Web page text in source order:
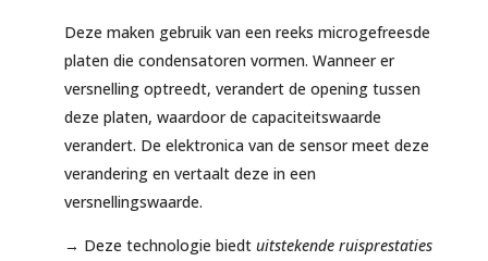
Deze maken gebruik van een reeks microgefreesde
platen die condensatoren vormen. Wanneer er
versnelling optreedt, verandert de opening tussen
deze platen, waardoor de capaciteitswaarde
verandert. De elektronica van de sensor meet deze
verandering en vertaalt deze in een
versnellingswaarde.
→ Deze technologie biedt uitstekende ruisprestaties